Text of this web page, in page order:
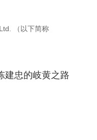
新加坡2026年8月7日 美通社 －－ 领先的独立海事资产所有人及运营商 Seaspan Corporation Pte. Ltd. （以下简称
建忠的岐黄之路